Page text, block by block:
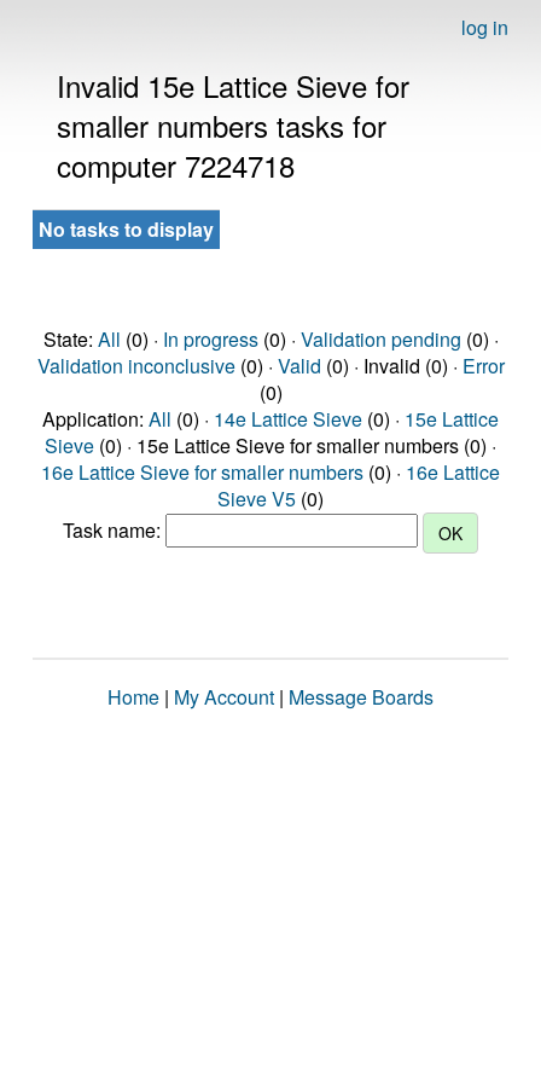
log in
Invalid 15e Lattice Sieve for
smaller numbers tasks for
computer 7224718
No tasks to display
State: All (0) · In progress(0) · Validation pending (0) ·
Validation inconclusive(0) · Valid (0) · Invalid (0) · Error
(0)
Application: All (0) · 14e Lattice Sieve (0) · 15e Lattice
Sieve (0) · 15e Lattice Sieve for smaller numbers (0) ·
16e Lattice Sieve for smaller numbers (0) · 16e Lattice
Sieve V5 (0)
Task name:
Home | My Account | Message Boards